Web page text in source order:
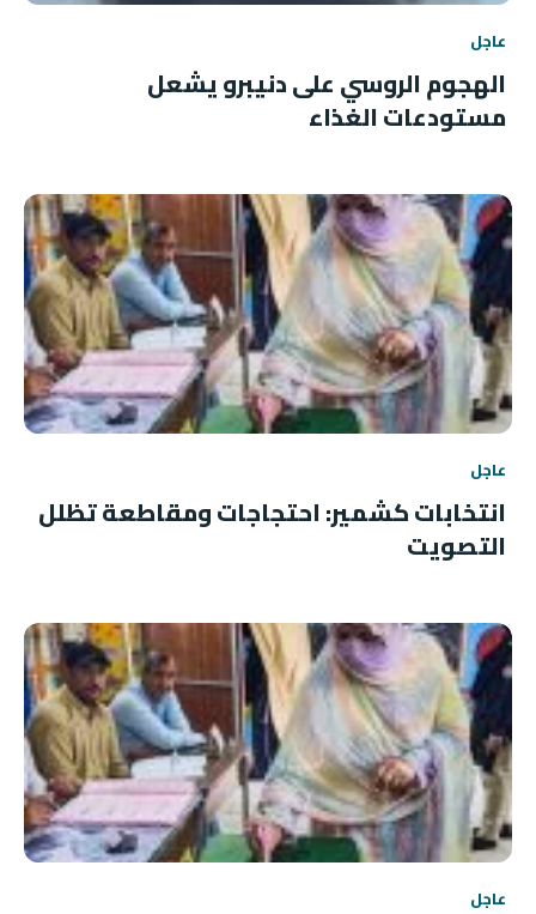
عاجل
الهجوم الروسي على دنيبرو يشعل
مستودعات الغذاء
عاجل
انتخابات كشمير: احتجاجات ومقاطعة تظلل
التصويت
عاجل